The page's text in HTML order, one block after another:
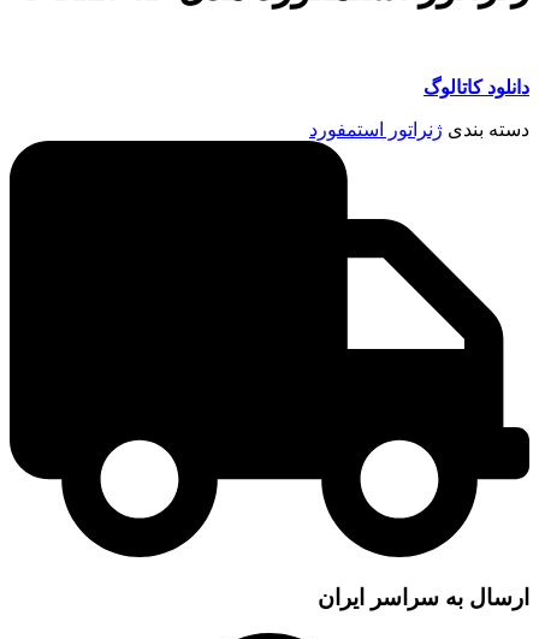
دانلود کاتالوگ
دسته بندی ژنراتور استمفورد
ارسال به سراسر ایران